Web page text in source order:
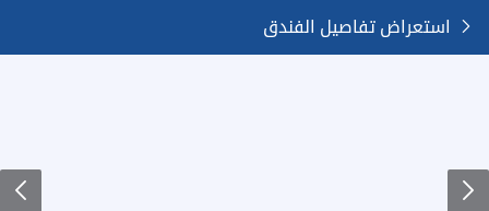
استعراض تفاصيل الفندق